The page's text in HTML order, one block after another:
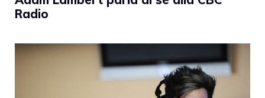
Radio